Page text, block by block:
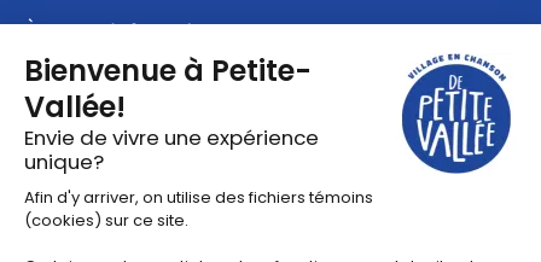
À propos du festival
Partenaires
Projets artistiques
Le hub des contenus